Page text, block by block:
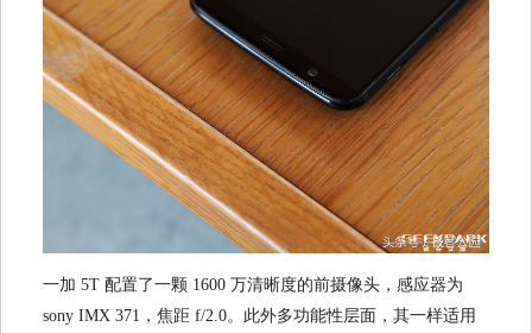
一加 5T 配置了一颗 1600 万清晰度的前摄像头，感应器为
sony IMX 371，焦距 f/2.0。此外多功能性层面，其一样适用